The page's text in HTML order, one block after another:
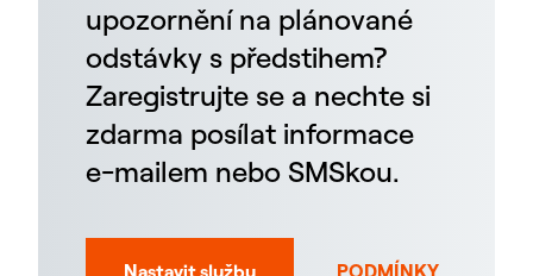
upozornění na plánované
odstávky s předstihem?
Zaregistrujte se a nechte si
zdarma posílat informace
e-mailem nebo SMSkou.
Nastavit službu
PODMÍNKY